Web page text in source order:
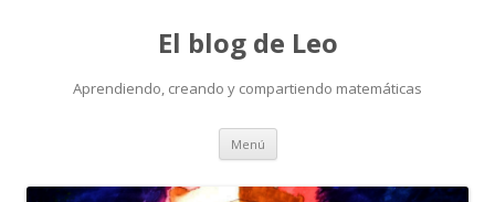
El blog de Leo
Aprendiendo, creando y compartiendo matemáticas
Menú Saltar
contenido